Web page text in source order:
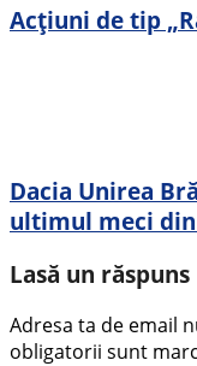
Acțiuni de tip
Dacia Unirea
ultimul meci din
Lasă un răspuns
Adresa ta de email
obligatorii sunt